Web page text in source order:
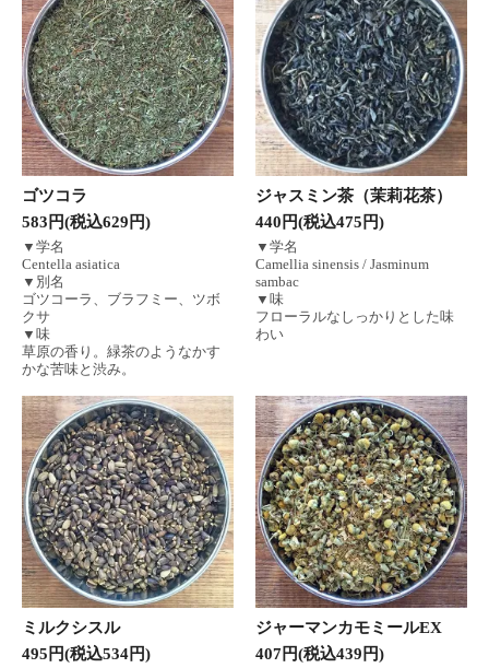
ゴツコラ
583円(税込629円)
▼学名
Centella asiatica
▼別名
ゴツコーラ、ブラフミー、ツボ
クサ
▼味
草原の香り。緑茶のようなかす
かな苦味と渋み。
ジャスミン茶（茉莉花茶）
440円(税込475円)
▼学名
Camellia sinensis / Jasminum
sambac
▼味
フローラルなしっかりとした味
わい
ミルクシスル
495円(税込534円)
ジャーマンカモミールEX
407円(税込439円)